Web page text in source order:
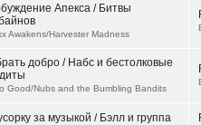
Апекса / Битвы
Awakens/Harvester Madness
добро / Набс и бестолковые
Good/Nubs and the Bumbling Bandits
за музыкой / Бэлл и группа